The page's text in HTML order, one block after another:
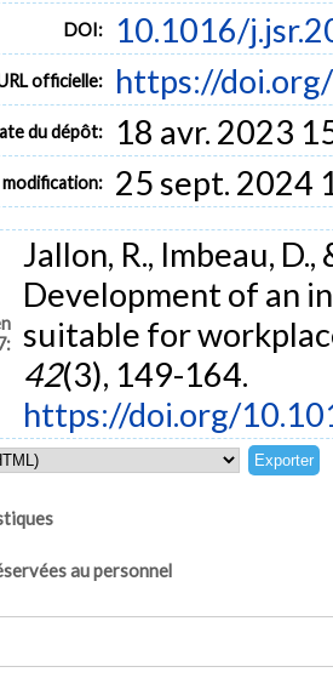
DOI: 10.1016/
officielle: https://
du dépôt: 18 avr. 2023
25 sept. 2024
Jallon, R., Imbeau,
Development of an
suitable for
42(3), 149-164.
https://doi.org/
au personnel